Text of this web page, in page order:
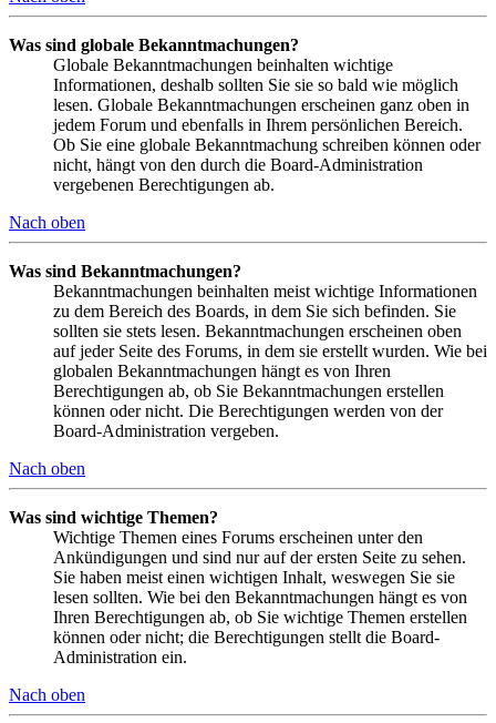
Was sind globale Bekanntmachungen?
Globale Bekanntmachungen beinhalten wichtige
Informationen, deshalb sollten Sie sie so bald wie möglich
lesen. Globale Bekanntmachungen erscheinen ganz oben in
jedem Forum und ebenfalls in Ihrem persönlichen Bereich.
Ob Sie eine globale Bekanntmachung schreiben können oder
nicht, hängt von den durch die Board-Administration
vergebenen Berechtigungen ab.
Nach oben
Was sind Bekanntmachungen?
Bekanntmachungen beinhalten meist wichtige Informationen
zu dem Bereich des Boards, in dem Sie sich befinden. Sie
sollten sie stets lesen. Bekanntmachungen erscheinen oben
auf jeder Seite des Forums, in dem sie erstellt wurden. Wie bei
globalen Bekanntmachungen hängt es von Ihren
Berechtigungen ab, ob Sie Bekanntmachungen erstellen
können oder nicht. Die Berechtigungen werden von der
Board-Administration vergeben.
Nach oben
Was sind wichtige Themen?
Wichtige Themen eines Forums erscheinen unter den
Ankündigungen und sind nur auf der ersten Seite zu sehen.
Sie haben meist einen wichtigen Inhalt, weswegen Sie sie
lesen sollten. Wie bei den Bekanntmachungen hängt es von
Ihren Berechtigungen ab, ob Sie wichtige Themen erstellen
können oder nicht; die Berechtigungen stellt die Board-
Administration ein.
Nach oben